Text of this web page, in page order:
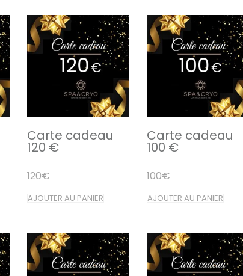
Carte cadeau
120 €
120€
AJOUTER AU PANIER
Carte cadeau
100 €
100€
AJOUTER AU PANIER